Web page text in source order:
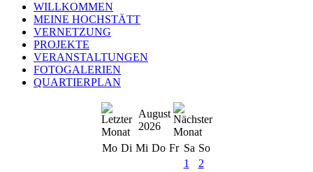
WILLKOMMEN
MEINE HOCHSTÄTT
VERNETZUNG
PROJEKTE
VERANSTALTUNGEN
FOTOGALERIEN
QUARTIERPLAN
August
2026
Mo Di Mi Do Fr Sa So
1
2